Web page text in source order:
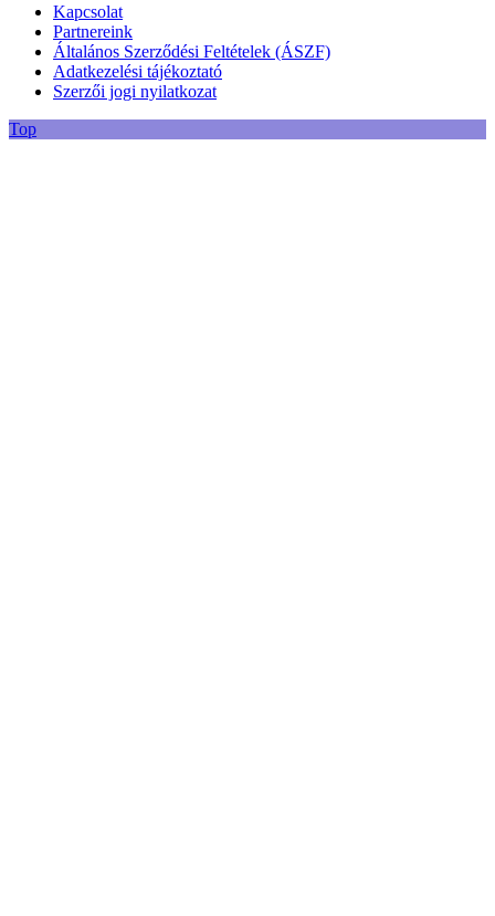
Kapcsolat
Partnereink
Általános Szerződési Feltételek (ÁSZF)
Adatkezelési tájékoztató
Szerzői jogi nyilatkozat
Top